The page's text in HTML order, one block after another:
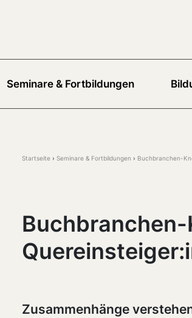
Seminare & Fortbildungen
Startseite Seminare & Fortbildungen Buchbranchen-
Zusammenhänge